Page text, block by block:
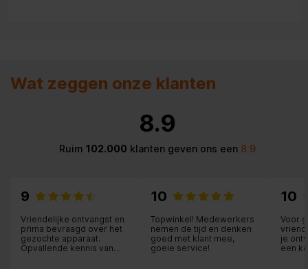
Wat zeggen onze klanten
8.9
Ruim 102.000 klanten geven ons een8.9
9
Vriendelijke ontvangst en
prima bevraagd over het
gezochte apparaat.
Opvallende kennis van
10
Topwinkel! Medewerkers
nemen de tijd en denken
goed met klant mee,
goeie service!
10
Voor
je
een